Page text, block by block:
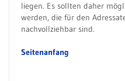
liegen. Es sollten daher
werden, die für den
nachvollziehbar sind.
Seitenanfang